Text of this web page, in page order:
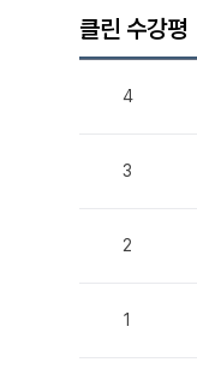
클린 수강평
4
3
2
1